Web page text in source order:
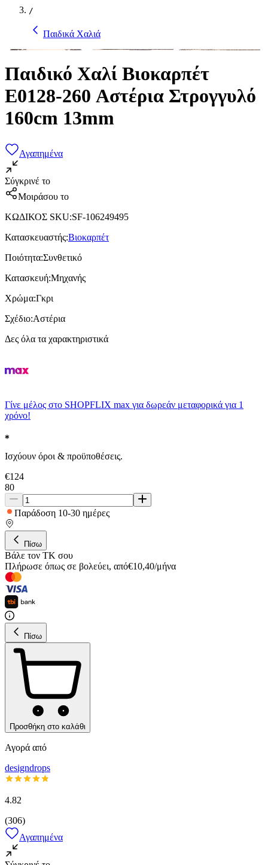
/
Παιδικά Χαλιά
Παιδικό Χαλί Βιοκαρπέτ
E0128-260 Αστέρια Στρογγυλό
160cm 13mm
Αγαπημένα
Σύγκρινέ το
Μοιράσου το
ΚΩΔΙΚΟΣ SKU:SF-106249495
Κατασκευαστής:Βιοκαρπέτ
Ποιότητα:Συνθετικό
Κατασκευή:Μηχανής
Χρώμα:Γκρι
Σχέδιο:Αστέρια
Δες όλα τα χαρακτηριστικά
Γίνε μέλος στο SHOPFLIX max για δωρεάν μεταφορικά για 1
χρόνο!
Ισχύουν όροι & προϋποθέσεις.
€124
80
Παράδοση 10-30 ημέρες
Πίσω
Βάλε τον ΤΚ σου
Πλήρωσε όπως σε βολεύει, από€10,40/μήνα
Πίσω
Προσθήκη στο καλάθι
Αγορά από
designdrops
4.82
(306)
Αγαπημένα